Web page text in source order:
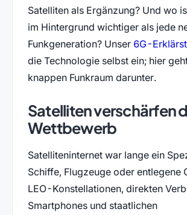
Satelliten als Ergänzung? Und wo
im Hintergrund wichtiger als jede
Funkgeneration? Unser 6G-
die Technologie selbst ein; hier
knappen Funkraum darunter.
Satelliten verschärfen
Wettbewerb
Satelliteninternet war lange ein
Schiffe, Flugzeuge oder entlegene
LEO-Konstellationen, direkten
Smartphones und staatlichen